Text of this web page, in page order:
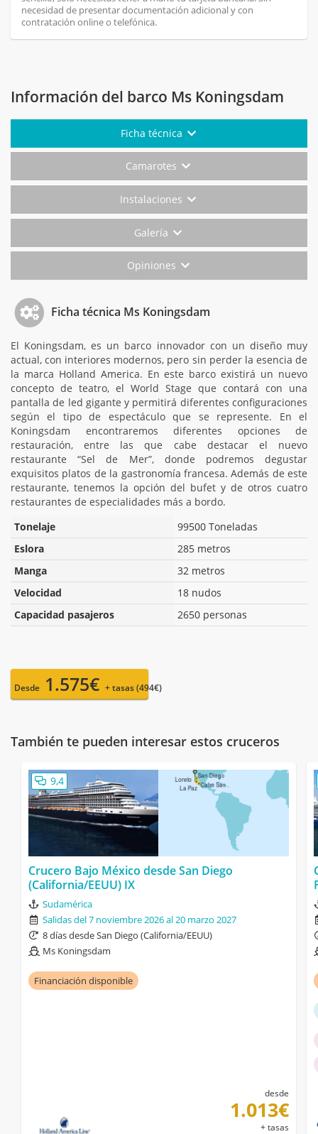
necesidad de presentar documentación adicional y con
contratación online o telefónica.
Información del barco Ms Koningsdam
Ficha técnica
Camarotes
Instalaciones
Galería
Opiniones
Ficha técnica Ms Koningsdam
El Koningsdam, es un barco innovador con un diseño muy
actual, con interiores modernos, pero sin perder la esencia de
la marca Holland America. En este barco existirá un nuevo
concepto de teatro, el World Stage que contará con una
pantalla de led gigante y permitirá diferentes configuraciones
según el tipo de espectáculo que se represente. En el
Koningsdam encontraremos diferentes opciones de
restauración, entre las que cabe destacar el nuevo
restaurante “Sel de Mer”, donde podremos degustar
exquisitos platos de la gastronomía francesa. Además de este
restaurante, tenemos la opción del bufet y de otros cuatro
restaurantes de especialidades más a bordo.
Tonelaje
99500 Toneladas
Eslora
285 metros
Manga
32 metros
Velocidad
18 nudos
Capacidad pasajeros
2650 personas
Desde 1.575€ + tasas (494€)
También te pueden interesar estos cruceros
9,4
Crucero Bajo México desde San Diego
(California/EEUU) IX
Sudamérica
Salidas del 7 noviembre 2026 al 20 marzo 2027
8 días desde San Diego (California/EEUU)
Ms Koningsdam
Financiación disponible
desde
1.013€
+ tasas